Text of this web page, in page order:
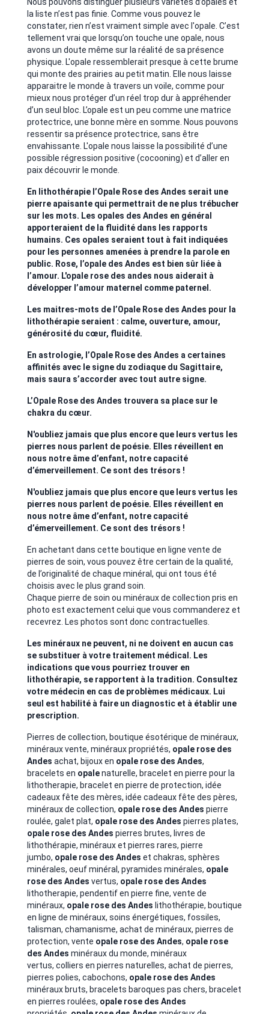
la liste n’est pas finie. Comme vous pouvez le
constater, rien n’est vraiment simple avec l'opale. C’est
tellement vrai que lorsqu’on touche une opale, nous
avons un doute même sur la réalité de sa présence
physique. L'opale ressemblerait presque à cette brume
qui monte des prairies au petit matin. Elle nous laisse
apparaitre le monde à travers un voile, comme pour
mieux nous protéger d’un réel trop dur à appréhender
d’un seul bloc. L’opale est un peu comme une matrice
protectrice, une bonne mère en somme. Nous pouvons
ressentir sa présence protectrice, sans être
envahissante. L'opale nous laisse la possibilité d’une
possible régression positive (cocooning) et d’aller en
paix découvrir le monde.
En lithothérapie l’Opale Rose des Andes serait une
pierre apaisante qui permettrait de ne plus trébucher
sur les mots. Les opales des Andes en général
apporteraient de la fluidité dans les rapports
humains. Ces opales seraient tout à fait indiquées
pour les personnes amenées à prendre la parole en
public. Rose, l’opale des Andes est bien sûr liée à
l’amour. L'opale rose des andes nous aiderait à
développer l’amour maternel comme paternel.
Les maitres-mots de l’Opale Rose des Andes pour la
lithothérapie seraient : calme, ouverture, amour,
générosité du cœur, fluidité.
En astrologie, l’Opale Rose des Andes a certaines
affinités avec le signe du zodiaque du Sagittaire,
mais saura s’accorder avec tout autre signe.
L’Opale Rose des Andes trouvera sa place sur le
chakra du cœur.
N'oubliez jamais que plus encore que leurs vertus les
pierres nous parlent de poésie. Elles réveillent en
nous notre âme d’enfant, notre capacité
d’émerveillement. Ce sont des trésors !
N'oubliez jamais que plus encore que leurs vertus les
pierres nous parlent de poésie. Elles réveillent en
nous notre âme d’enfant, notre capacité
d’émerveillement. Ce sont des trésors !
En achetant dans cette boutique en ligne vente de
pierres de soin, vous pouvez être certain de la qualité,
de l’originalité de chaque minéral, qui ont tous été
choisis avec le plus grand soin.
Chaque pierre de soin ou minéraux de collection pris en
photo est exactement celui que vous commanderez et
recevrez. Les photos sont donc contractuelles.
Les minéraux ne peuvent, ni ne doivent en aucun cas
se substituer à votre traitement médical. Les
indications que vous pourriez trouver en
lithothérapie, se rapportent à la tradition. Consultez
votre médecin en cas de problèmes médicaux. Lui
seul est habilité à faire un diagnostic et à établir une
prescription.
Pierres de collection, boutique ésotérique de minéraux,
minéraux vente, minéraux propriétés, opale rose des
Andes achat, bijoux en opale rose des Andes,
bracelets en opalenaturelle, bracelet en pierre pour la
lithotherapie, bracelet en pierre de protection, idée
cadeaux fête des mères, idée cadeaux fête des pères,
minéraux de collection, opale rose des Andes pierre
roulée, galet plat, opale rose des Andes pierres plates,
opale rose des Andes pierres brutes, livres de
lithothérapie, minéraux et pierres rares, pierre
jumbo, opale rose des Andes et chakras, sphères
minérales, oeuf minéral, pyramides minérales, opale
rose des Andes vertus, opale rose des Andes
lithotherapie, pendentif en pierre fine, vente de
minéraux, opale rose des Andes lithothérapie, boutique
en ligne de minéraux, soins énergétiques, fossiles,
talisman, chamanisme, achat de minéraux, pierres de
protection, vente opale rose des Andes, opale rose
des Andes minéraux du monde, minéraux
vertus, colliers en pierres naturelles, achat de pierres,
pierres polies, cabochons, opale rose des Andes
minéraux bruts, bracelets baroques pas chers, bracelet
en pierres roulées, opale rose des Andes